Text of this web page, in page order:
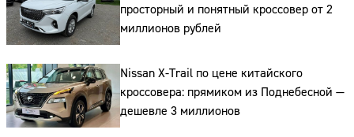
просторный и понятный кроссовер от 2
миллионов рублей
Nissan X-Trail по цене китайского
кроссовера: прямиком из Поднебесной —
дешевле 3 миллионов